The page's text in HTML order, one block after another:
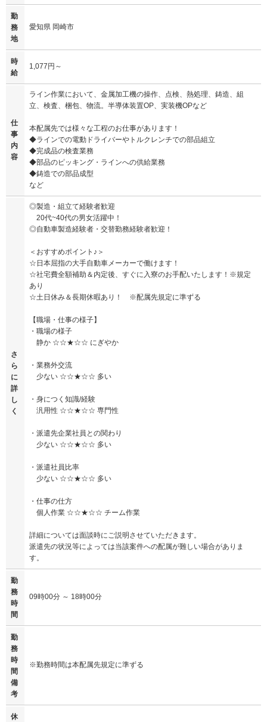
勤
務
地
愛知県 岡崎市
時
給
1,077円～
仕
事
内
容
ライン作業において、金属加工機の操作、点検、熱処理、鋳造、組
立、検査、梱包、物流。半導体装置OP、実装機OPなど
本配属先では様々な工程のお仕事があります！
◆ラインでの電動ドライバーやトルクレンチでの部品組立
◆完成品の検査業務
◆部品のピッキング・ラインへの供給業務
◆鋳造での部品成型
など
さ
ら
に
詳
し
く
◎製造・組立て経験者歓迎
20代~40代の男女活躍中！
◎自動車製造経験者・交替勤務経験者歓迎！
＜おすすめポイント♪＞
☆日本屈指の大手自動車メーカーで働けます！
☆社宅費全額補助＆内定後、すぐに入寮のお手配いたします！※規定
あり
☆土日休み＆長期休暇あり！ ※配属先規定に準ずる
【職場・仕事の様子】
・職場の様子
静か ☆☆★☆☆ にぎやか
・業務外交流
少ない ☆☆★☆☆ 多い
・身につく知識/経験
汎用性 ☆☆★☆☆ 専門性
・派遣先企業社員との関わり
少ない ☆☆★☆☆ 多い
・派遣社員比率
少ない ☆☆★☆☆ 多い
・仕事の仕方
個人作業 ☆☆★☆☆ チーム作業
詳細については面談時にご説明させていただきます。
派遣先の状況等によっては当該案件への配属が難しい場合がありま
す。
勤
務
時
間
09時00分 ～ 18時00分
勤
務
時
間
備
考
※勤務時間は本配属先規定に準ずる
休